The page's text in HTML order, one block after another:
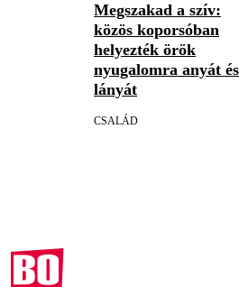
Megszakad a szív:
közös koporsóban
helyezték örök
nyugalomra anyát és
lányát
CSALÁD